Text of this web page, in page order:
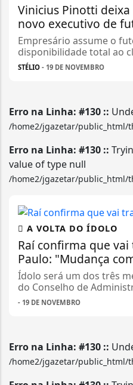
Vinicius Pinotti
novo executivo de
Empresário assume o
disponibilidade total ao
STÉLIO - 19 DE NOVEMBRO
Erro na Linha: #130 ::
/home2/jgazetar/public_html/
Erro na Linha: #130 ::
value of type null
/home2/jgazetar/public_html/
A VOLTA DO ÍDOLO
Raí confirma que
Paulo: "Mudança
Ídolo será um dos três
do Conselho de
- 19 DE NOVEMBRO
Erro na Linha: #130 ::
/home2/jgazetar/public_html/